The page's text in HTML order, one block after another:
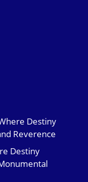
Destiny
Reverence
Destiny